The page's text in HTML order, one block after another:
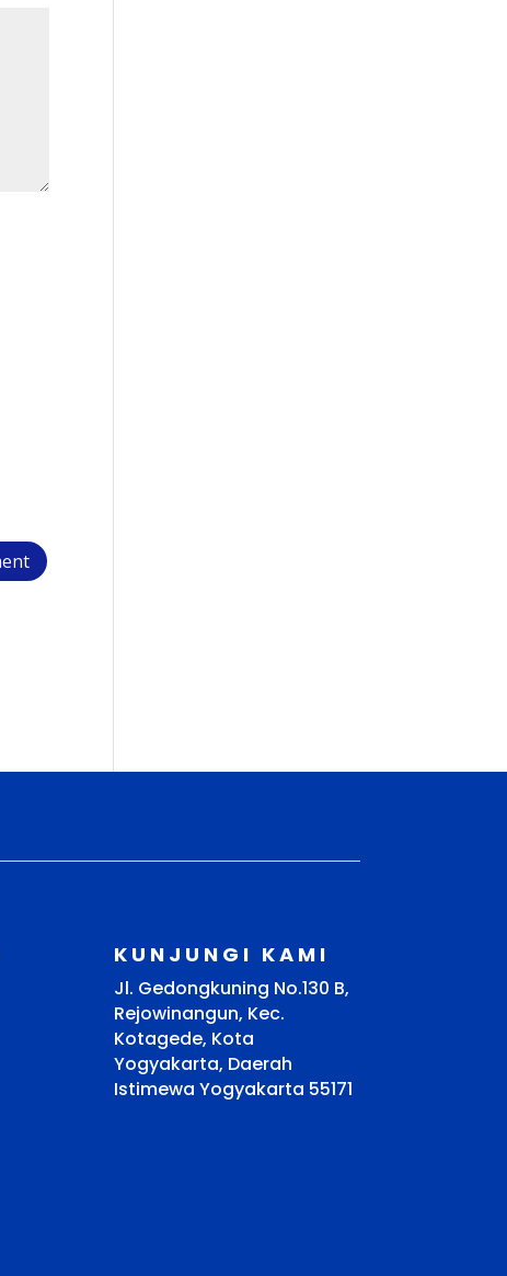
KUNJUNGI KAMI
Jl. Gedongkuning No.130 B,
Rejowinangun, Kec.
Kotagede, Kota
Yogyakarta, Daerah
Istimewa Yogyakarta 55171